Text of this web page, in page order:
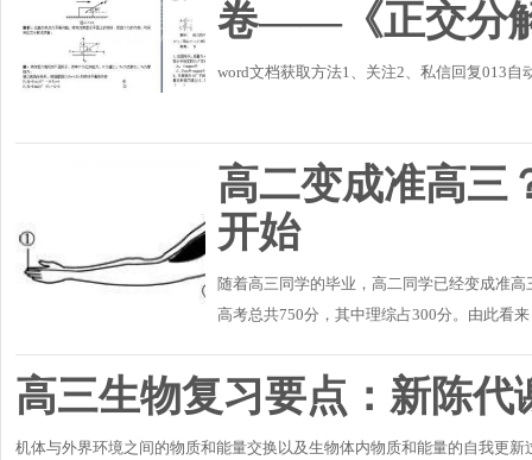
卷——《正交分
word文档获取方法1、关注2、私信回复013自
高二变成准高三
开始
随着高三同学的毕业，高二同学已经变成准
高考总共750分，其中理综占300分。由此看
高三生物复习要点：新陈代
机体与外界环境之间的物质和能量交换以及生物体内物质和能量的自我更